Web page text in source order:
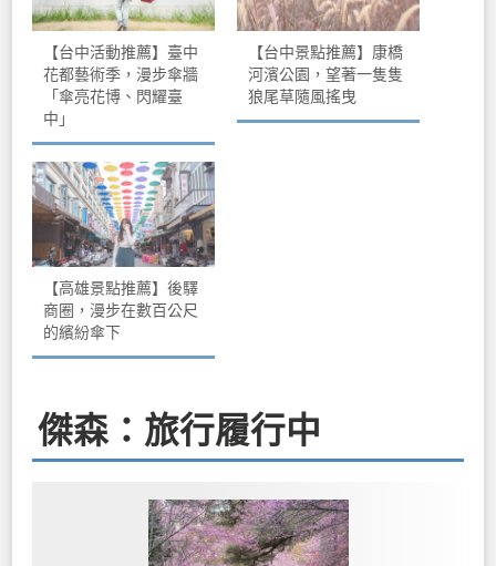
【台中活動推薦】臺中
花都藝術季，漫步傘牆
「傘亮花博、閃耀臺
中」
【台中景點推薦】康橋
河濱公園，望著一隻隻
狼尾草隨風搖曳
【高雄景點推薦】後驛
商圈，漫步在數百公尺
的繽紛傘下
傑森：旅行履行中